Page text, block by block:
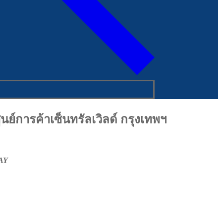
การค้าเซ็นทรัลเวิลด์ กรุงเทพฯ